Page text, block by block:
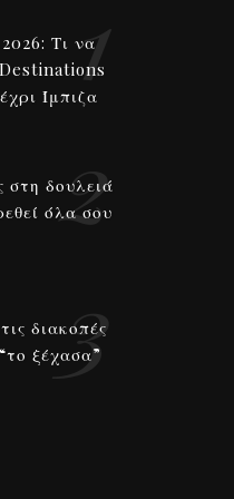
Τι να
Ίμπιζα
1
στη δουλειά
όλα σου
2
διακοπές
ξέχασα”
3